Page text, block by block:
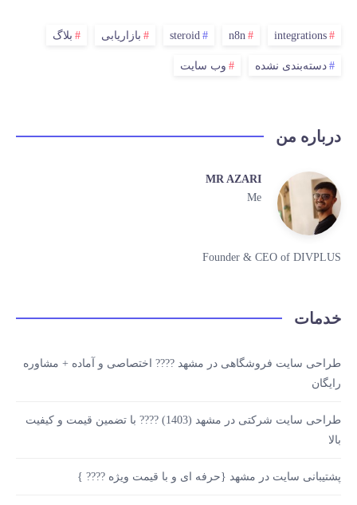
integrations
n8n
steroid بازاریابی بلاگ
دسته‌بندی نشده وب سایت
درباره من
MR AZARI
Me
Founder & CEO of DIVPLUS
خدمات
طراحی سایت فروشگاهی در مشهد ???? اختصاصی و آماده + مشاوره
رایگان
طراحی سایت شرکتی در مشهد (1403) ???? با تضمین قیمت و کیفیت
بالا
پشتیبانی سایت در مشهد {حرفه ای و با قیمت ویژه ???? }